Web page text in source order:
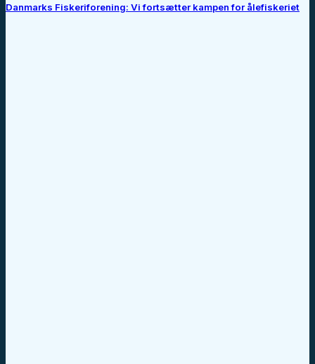
Danmarks Fiskeriforening: Vi fortsætter kampen for ålefiskeriet